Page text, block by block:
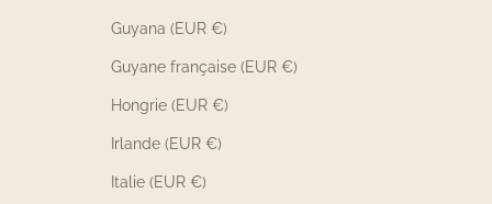
Guyana (EUR €)
Guyane française (EUR €)
Hongrie (EUR €)
Irlande (EUR €)
Italie (EUR €)